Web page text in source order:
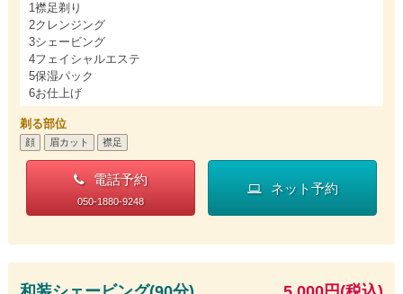
1襟足剃り
2クレンジング
3シェービング
4フェイシャルエステ
5保湿パック
6お仕上げ
剃る部位
顔 眉カット 襟足
電話予約
050-1880-9248
ネット予約